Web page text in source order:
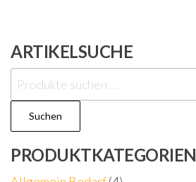
ARTIKELSUCHE
Suchen
nach:
Suchen
PRODUKTKATEGORIEN